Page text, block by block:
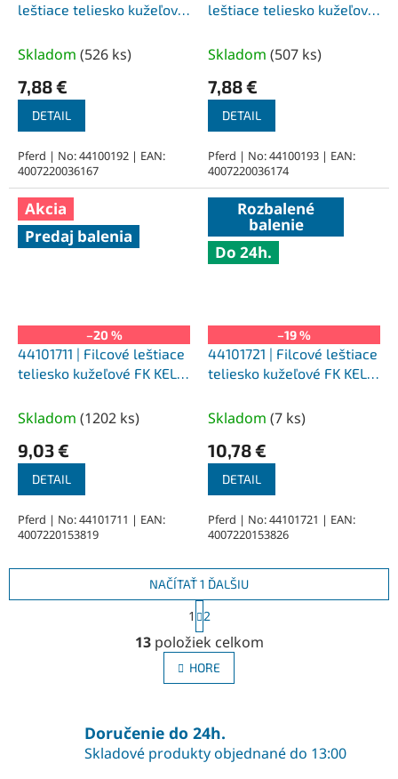
leštiace teliesko kužeľové
M (stredne tvrdé)
Skladom (526 ks)
7,88 €
DETAIL
Pferd | No: 44100192 | EAN:
4007220036167
leštiace teliesko kužeľové
(tvrdé)
Skladom (507 ks)
7,88 €
DETAIL
Pferd | No: 44100193 | EAN:
4007220036174
Akcia
Predaj balenia
–20 %
44101711 | Filcové leštiace
teliesko kužeľové FK KEL
(stredne tvrdé)
Skladom (1202 ks)
9,03 €
DETAIL
Pferd | No: 44101711 | EAN:
4007220153819
Rozbalené
balenie
Do 24h.
–19 %
44101721 | Filcové leštiace
teliesko kužeľové FK KEL
(stredne tvrdé)
Skladom (7 ks)
10,78 €
DETAIL
Pferd | No: 44101721 | EAN:
4007220153826
O
v
l
á
c
i
e
NAČÍTAŤ 1 ĎALŠIU
S
t
r
á
n
k
a
n
i
1 2
13položiek celkom
HORE
Doručenie do 24h.
Skladové produkty objednané do 13:00